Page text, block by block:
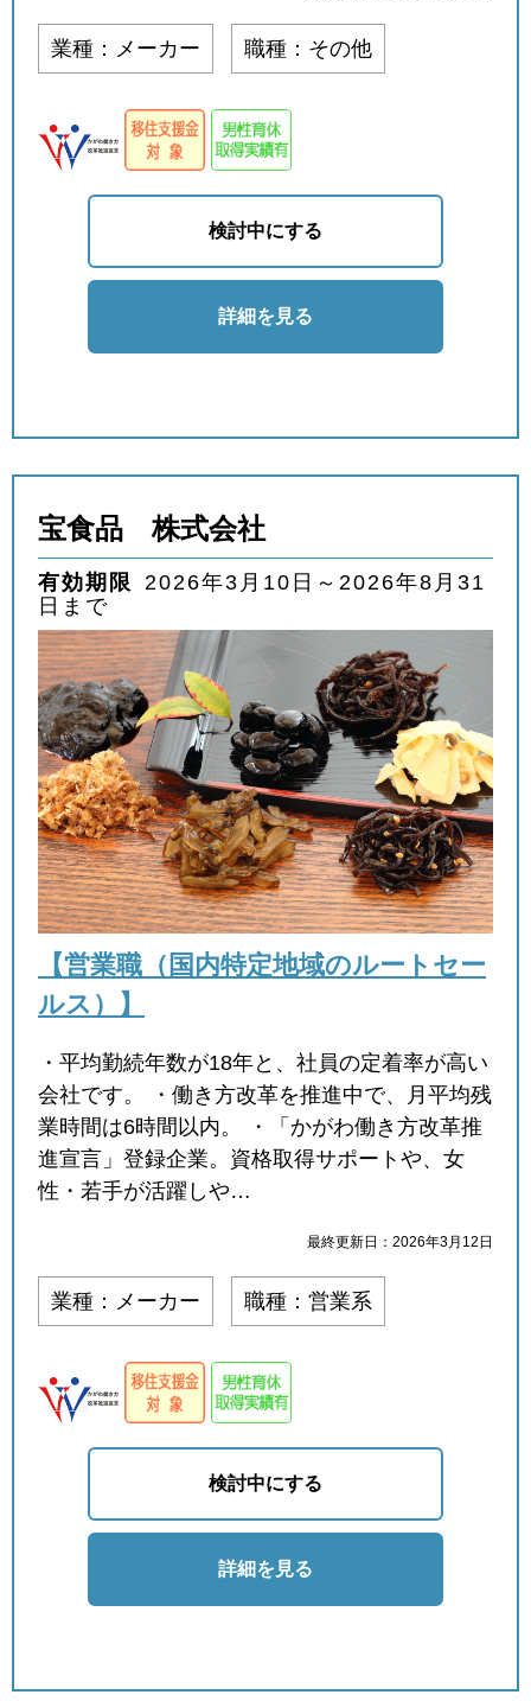
業種：メーカー 職種：その他
検討中にする
詳細を見る
宝食品 株式会社
有効期限 2026年3月10日～2026年8月31
日まで
【営業職（国内特定地域のルートセー
ルス）】
・平均勤続年数が18年と、社員の定着率が高い
会社です。 ・働き方改革を推進中で、月平均残
業時間は6時間以内。 ・「かがわ働き方改革推
進宣言」登録企業。資格取得サポートや、女
性・若手が活躍しや…
最終更新日：2026年3月12日
業種：メーカー 職種：営業系
検討中にする
詳細を見る